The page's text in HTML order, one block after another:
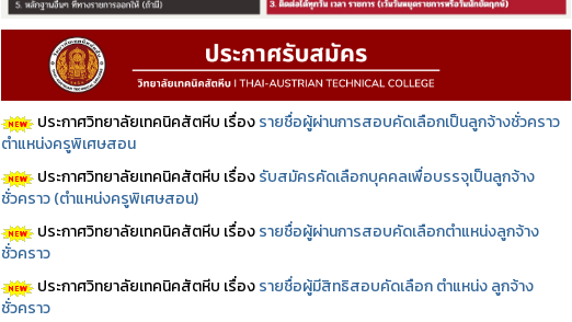
ประกาศวิทยาลัยเทคนิคสัตหีบ เรื่องรายชื่อผู้ผ่านการสอบคัดเลือกเป็นลูกจ้างชั่วคราว
ตำแหน่งครูพิเศษสอน
ประกาศวิทยาลัยเทคนิคสัตหีบ เรื่องรับสมัครคัดเลือกบุคคลเพื่อบรรจุเป็นลูกจ้าง
ชั่วคราว (ตำแหน่งครูพิเศษสอน)
ประกาศวิทยาลัยเทคนิคสัตหีบ เรื่องรายชื่อผู้ผ่านการสอบคัดเลือกตำแหน่งลูกจ้าง
ชั่วคราว
ประกาศวิทยาลัยเทคนิคสัตหีบ เรื่องรายชื่อผู้มีสิทธิสอบคัดเลือก ตำแหน่ง ลูกจ้าง
ชั่วคราว